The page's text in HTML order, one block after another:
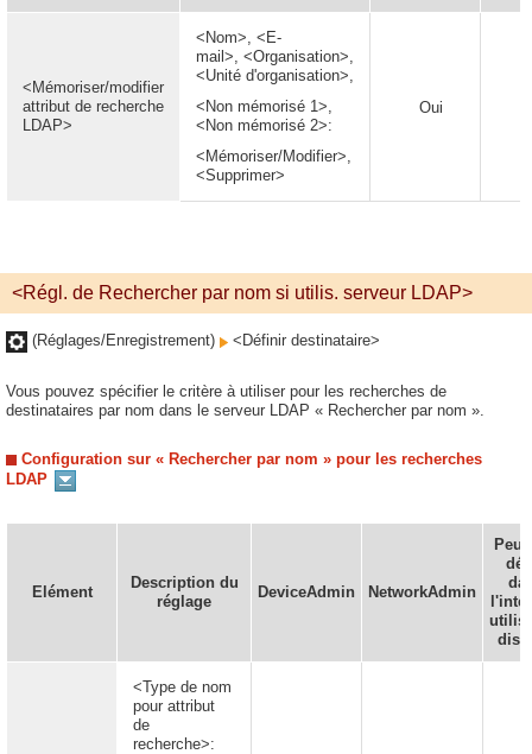
<Mémoriser/modifier
attribut de recherche
LDAP>
<Nom>, <E-
mail>, <Organisation>,
<Unité d'organisation>,
<Non mémorisé 1>,
<Non mémorisé 2>:
<Mémoriser/Modifier>,
<Supprimer>
Oui
<Régl. de Rechercher par nom si utilis. serveur LDAP>
(Réglages/Enregistrement) <Définir destinataire>
Vous pouvez spécifier le critère à utiliser pour les recherches de
destinataires par nom dans le serveur LDAP « Rechercher par nom ».
Configuration sur « Rechercher par nom » pour les recherches
LDAP
Elément
Description du
réglage
DeviceAdmin NetworkAdmin
Peut
<Type de nom
pour attribut
de
recherche>: